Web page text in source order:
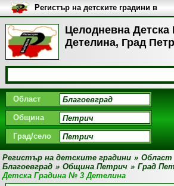
Целодневна
Детелина, Град
Регистър на детските градини в
България
Област
Община
Град/село
Регистър на детските градини » Област
Благоевград » Община Петрич » Град
Детска Градина № 3 Детелина